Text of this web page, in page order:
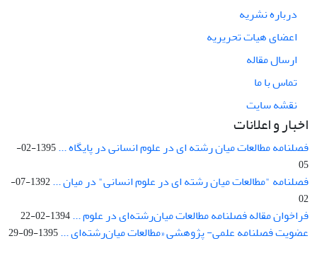
درباره نشریه
اعضای هیات تحریریه
ارسال مقاله
تماس با ما
نقشه سایت
اخبار و اعلانات
فصلنامه مطالعات میان رشته ای در علوم انسانی در پایگاه ...
1395-02-
05
فصلنامه "مطالعات میان رشته ای در علوم انسانی" در میان ...
1392-07-
02
فراخوان مقاله فصلنامه مطالعات میان‌رشته‌ای در علوم ...1394-02-22
عضویت فصلنامه علمی- پژوهشی «مطالعات میان‌رشته‌ای ...1395-09-29